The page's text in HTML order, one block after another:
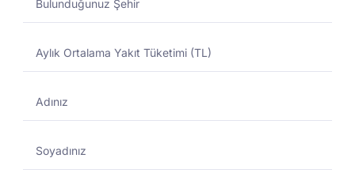
Toptan Akaryakıt
Toptan Akaryakıt